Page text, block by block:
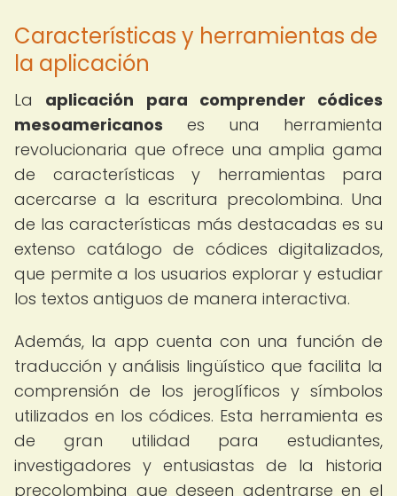
Características y herramientas de
la aplicación
La aplicación para comprender códices
mesoamericanos es una herramienta
revolucionaria que ofrece una amplia gama
de características y herramientas para
acercarse a la escritura precolombina. Una
de las características más destacadas es su
extenso catálogo de códices digitalizados,
que permite a los usuarios explorar y estudiar
los textos antiguos de manera interactiva.
Además, la app cuenta con una función de
traducción y análisis lingüístico que facilita la
comprensión de los jeroglíficos y símbolos
utilizados en los códices. Esta herramienta es
de gran utilidad para estudiantes,
investigadores y entusiastas de la historia
precolombina que deseen adentrarse en el